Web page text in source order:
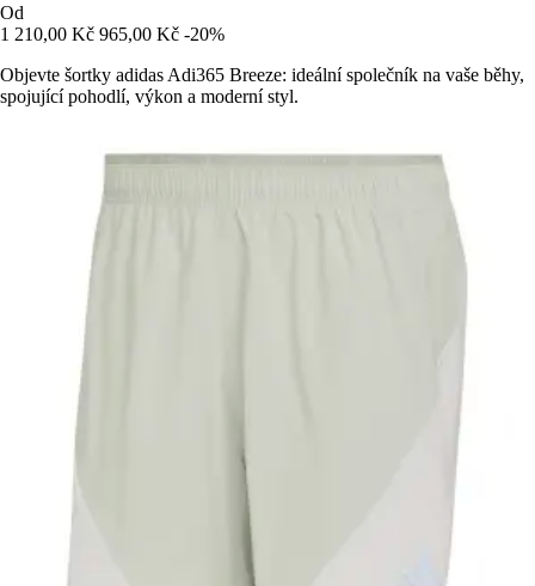
Od
1 210,00 Kč 965,00 Kč -20%
Objevte šortky adidas Adi365 Breeze: ideální společník na vaše běhy,
spojující pohodlí, výkon a moderní styl.